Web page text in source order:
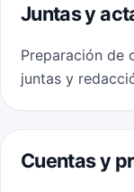
Juntas y
Preparación de
juntas y
Cuentas y